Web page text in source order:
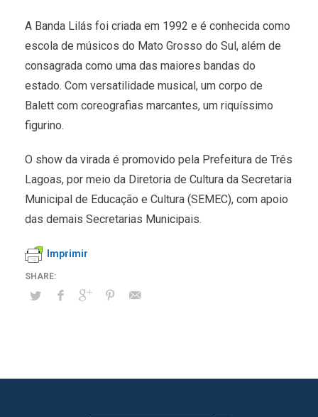
A Banda Lilás foi criada em 1992 e é conhecida como
escola de músicos do Mato Grosso do Sul, além de
consagrada como uma das maiores bandas do
estado. Com versatilidade musical, um corpo de
Balett com coreografias marcantes, um riquíssimo
figurino.
O show da virada é promovido pela Prefeitura de Três
Lagoas, por meio da Diretoria de Cultura da Secretaria
Municipal de Educação e Cultura (SEMEC), com apoio
das demais Secretarias Municipais.
Imprimir